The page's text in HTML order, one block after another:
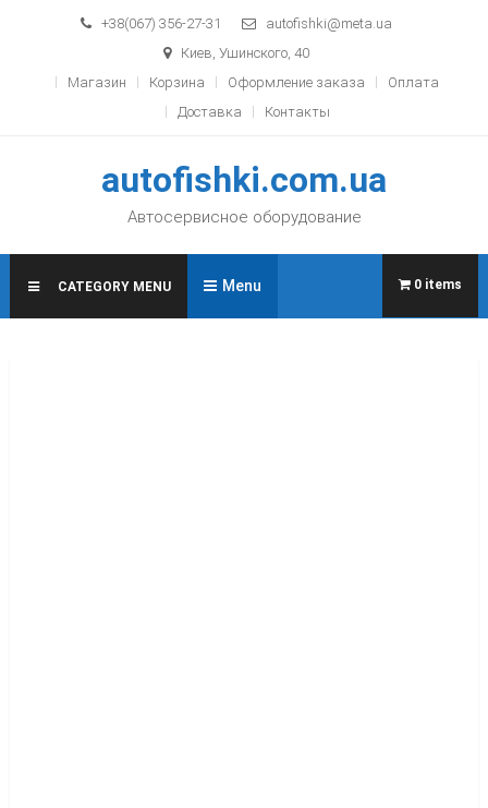
Skip to content+38(067) 356-27-31
autofishki@meta.ua
Киев, Ушинского, 40
Магазин
Корзина Оформление заказа
Оплата
Доставка
Контакты
autofishki.com.ua
Автосервисное оборудование
CATEGORY MENU Menu 0 items